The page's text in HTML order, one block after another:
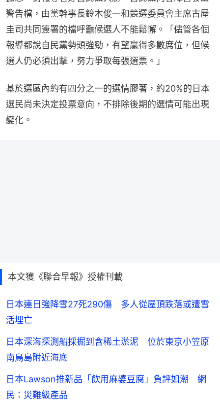
警告檔，由黨幹事長鈴木俊一和競選委員會主席古屋
圭司共同簽署的檔呼籲候選人不能鬆懈。「儘管各個
報導都說自民黨勢頭強勁，有望贏得多數席位，但候
選人仍必須出擊，努力爭取每張選票。」
基於選區內約有四分之一的選情膠著，約20%的日本
選民尚未決定投票意向，不排除後期的選情可能出現
變化。
本文獲《聯合早報》授權刊載
日本連日強降雪27死290傷 多人從屋頂跌落或遭雪
活埋亡
日本深海探測船採掘到含稀土淤泥 位於東京小笠原
南鳥島附近海底
日本Lawson推新品「飲用麻婆豆腐」負評如潮 網
民：災難級產品